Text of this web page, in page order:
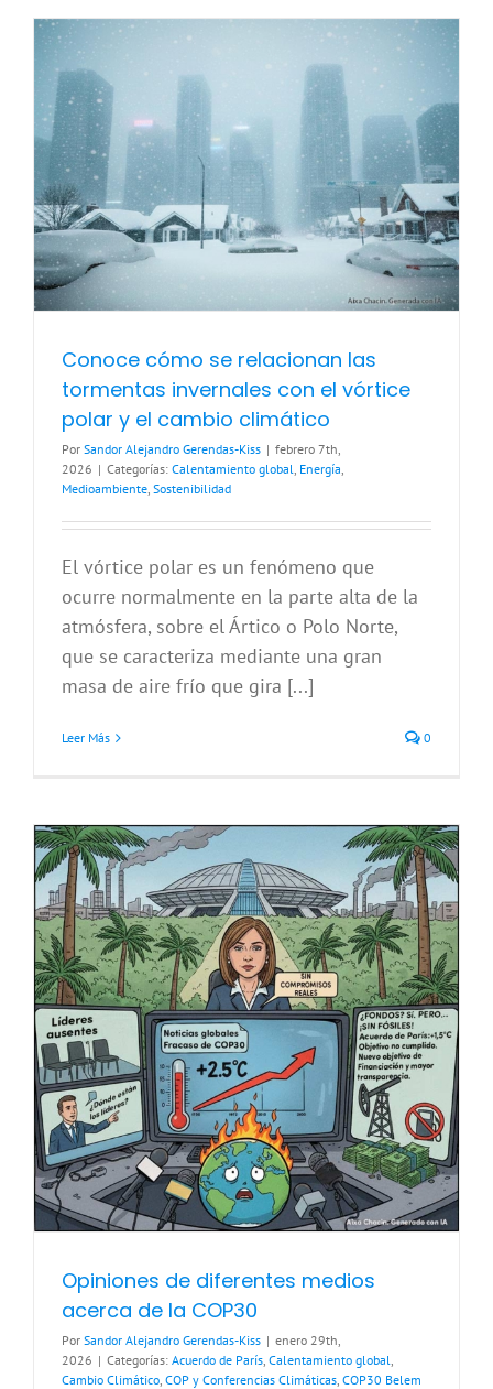
Conoce cómo se relacionan las
tormentas invernales con el vórtice
polar y el cambio climático
Por Sandor Alejandro Gerendas-Kiss | febrero 7th,
2026 | Categorías: Calentamiento global, Energía,
Medioambiente, Sostenibilidad
El vórtice polar es un fenómeno que
ocurre normalmente en la parte alta de la
atmósfera, sobre el Ártico o Polo Norte,
que se caracteriza mediante una gran
masa de aire frío que gira [...]
Leer Más 0
Opiniones de diferentes medios
acerca de la COP30
Por Sandor Alejandro Gerendas-Kiss | enero 29th,
2026 | Categorías: Acuerdo de París Calentamiento global
Cambio Climático COP y Conferencias Climáticas COP30 Belem